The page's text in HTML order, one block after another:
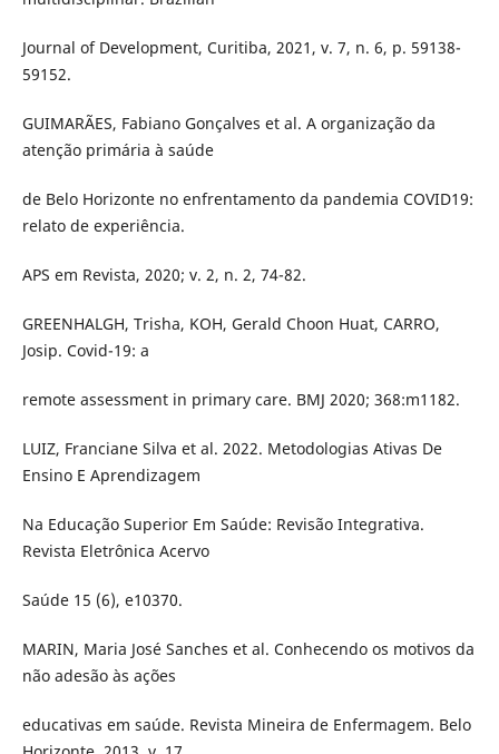
Journal of Development, Curitiba, 2021, v. 7, n. 6, p. 59138-
59152.
GUIMARÃES, Fabiano Gonçalves et al. A organização da
atenção primária à saúde
de Belo Horizonte no enfrentamento da pandemia COVID19:
relato de experiência.
APS em Revista, 2020; v. 2, n. 2, 74-82.
GREENHALGH, Trisha, KOH, Gerald Choon Huat, CARRO,
Josip. Covid-19: a
remote assessment in primary care. BMJ 2020; 368:m1182.
LUIZ, Franciane Silva et al. 2022. Metodologias Ativas De
Ensino E Aprendizagem
Na Educação Superior Em Saúde: Revisão Integrativa.
Revista Eletrônica Acervo
Saúde 15 (6), e10370.
MARIN, Maria José Sanches et al. Conhecendo os motivos da
não adesão às ações
educativas em saúde. Revista Mineira de Enfermagem. Belo